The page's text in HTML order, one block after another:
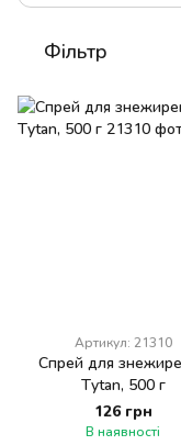
Фільтр
Артикул: 21310
Спрей для
Tytan, 500 г
126 грн
В наявності